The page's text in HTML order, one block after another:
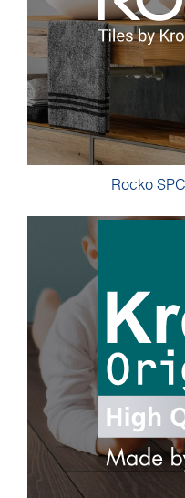
Rocko